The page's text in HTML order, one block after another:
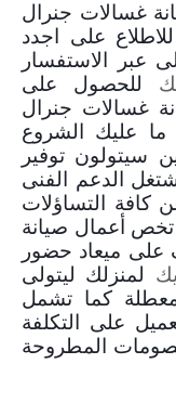
غسالات جنرال
على اجدد
عبر الاستفسار
للحصول على
غسالات جنرال
ما عليك الشروع
سيتولون توفير
الدعم الفنى
كافة التساؤلات
تخص أعمال صيانة
على ميعاد حضور
لمنزلك ليتولى
كما تشمل
على التكلفة
المطروحة